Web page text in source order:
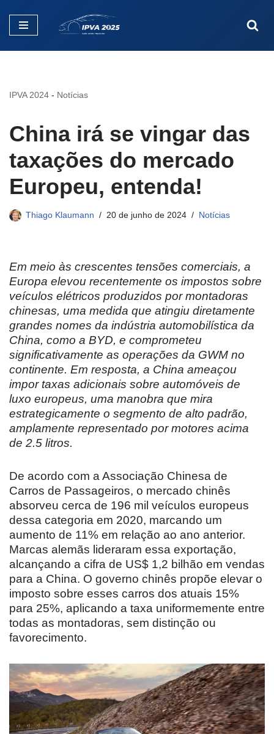
Pular
IPVA 2024 - Notícias
China irá se vingar das
taxações do mercado
Europeu, entenda!
Thiago Klaumann 20 de junho de 2024 Notícias
Em meio às crescentes tensões comerciais, a
Europa elevou recentemente os impostos sobre
veículos elétricos produzidos por montadoras
chinesas, uma medida que atingiu diretamente
grandes nomes da indústria automobilística da
China, como a BYD, e comprometeu
significativamente as operações da GWM no
continente. Em resposta, a China ameaçou
impor taxas adicionais sobre automóveis de
luxo europeus, uma manobra que mira
estrategicamente o segmento de alto padrão,
amplamente representado por motores acima
de 2.5 litros.
De acordo com a Associação Chinesa de
Carros de Passageiros, o mercado chinês
absorveu cerca de 196 mil veículos europeus
dessa categoria em 2020, marcando um
aumento de 11% em relação ao ano anterior.
Marcas alemãs lideraram essa exportação,
alcançando a cifra de US$ 1,2 bilhão em vendas
para a China. O governo chinês propõe elevar o
imposto sobre esses carros dos atuais 15%
para 25%, aplicando a taxa uniformemente entre
todas as montadoras, sem distinção ou
favorecimento.